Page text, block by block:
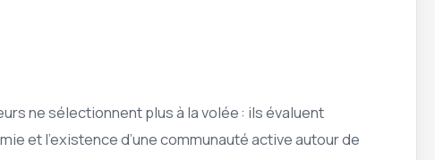
ne sélectionnent plus à la volée : ils évaluent
et l’existence d’une communauté active autour de